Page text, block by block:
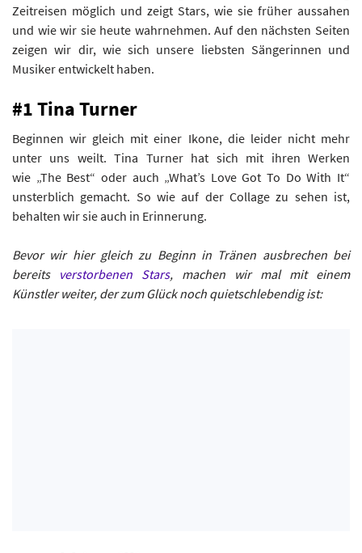
Zeitreisen möglich und zeigt Stars, wie sie früher aussahen
und wie wir sie heute wahrnehmen. Auf den nächsten Seiten
zeigen wir dir, wie sich unsere liebsten Sängerinnen und
Musiker entwickelt haben.
#1 Tina Turner
Beginnen wir gleich mit einer Ikone, die leider nicht mehr
unter uns weilt. Tina Turner hat sich mit ihren Werken
wie „The Best“ oder auch „What’s Love Got To Do With It“
unsterblich gemacht. So wie auf der Collage zu sehen ist,
behalten wir sie auch in Erinnerung.
Bevor wir hier gleich zu Beginn in Tränen ausbrechen bei
bereits verstorbenen Stars, machen wir mal mit einem
Künstler weiter, der zum Glück noch quietschlebendig ist: